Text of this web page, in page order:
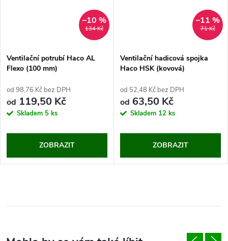
134 Kč
–10 %
Ventilační potrubí Haco AL
Flexo (100 mm)
od 98,76 Kč bez DPH
od 119,50 Kč
Skladem 5 ks
ZOBRAZIT
71 Kč
–11 %
Ventilační hadicová spojka
Haco HSK (kovová)
od 52,48 Kč bez DPH
od 63,50 Kč
Skladem 12 ks
ZOBRAZIT